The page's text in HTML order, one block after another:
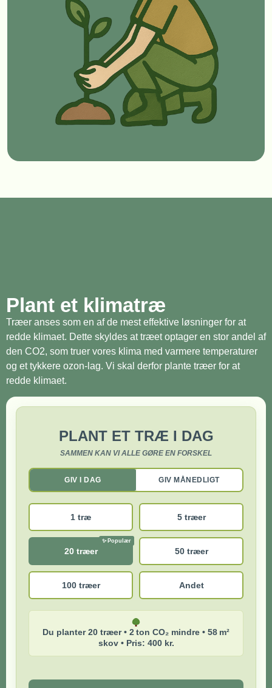
Plant et klimatræ
Træer anses som en af de mest effektive løsninger for at
redde klimaet. Dette skyldes at træet optager en stor andel af
den CO2, som truer vores klima med varmere temperaturer
og et tykkere ozon-lag. Vi skal derfor plante træer for at
redde klimaet.
PLANT ET TRÆ I DAG
SAMMEN KAN VI ALLE GØRE EN FORSKEL
GIV I DAG GIV MÅNEDLIGT
1 træ 5 træer
20 træer 50 træer
100 træer Andet
Du planter 20 træer • 2 ton CO₂ mindre • 58 m²
skov • Pris: 400 kr.